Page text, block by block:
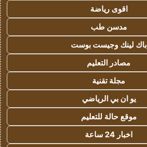
اقوى رياضة
مدسن طب
باك لينك وجيست بوست
مصادر التعليم
مجلة تقنية
يو ان بي الرياضي
موقع حالة للتعليم
اخبار 24 ساعة